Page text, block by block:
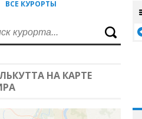
ВСЕ КУРОРТЫ
НА КАРТЕ